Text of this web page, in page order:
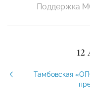
Поддержка
12
Тамбовская